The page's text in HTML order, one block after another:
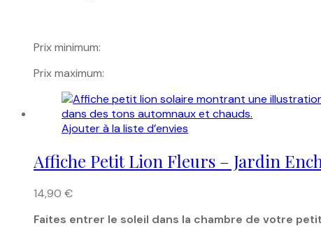
Prix minimum:
Prix maximum:
Ajouter à la liste d’envies
Affiche Petit Lion Fleurs – Jardin
14,90 €
Faites entrer le soleil dans la chambre de votre